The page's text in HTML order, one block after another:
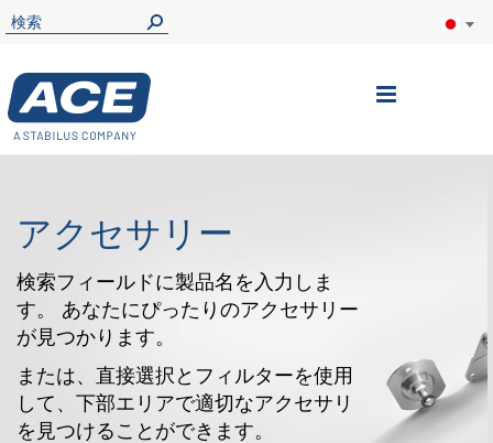
ナ
アクセサリー
検索フィールドに製品名を入力しま
す。 あなたにぴったりのアクセサリー
が見つかります。
または、直接選択とフィルターを使用
して、下部エリアで適切なアクセサリ
を見つけることができます。